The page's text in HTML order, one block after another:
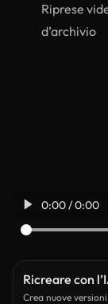
Riprese
d’archivio
0:00 / 0:00
Ricreare con
Crea nuove